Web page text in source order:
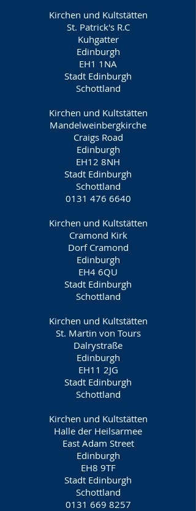
Kirchen und Kultstätten
St. Patrick's R.C
Kuhgatter
Edinburgh
EH1 1NA
Stadt Edinburgh
Schottland
Kirchen und Kultstätten
Mandelweinbergkirche
Craigs Road
Edinburgh
EH12 8NH
Stadt Edinburgh
Schottland
0131 476 6640
Kirchen und Kultstätten
Cramond Kirk
Dorf Cramond
Edinburgh
EH4 6QU
Stadt Edinburgh
Schottland
Kirchen und Kultstätten
St. Martin von Tours
Dalrystraße
Edinburgh
EH11 2JG
Stadt Edinburgh
Schottland
Kirchen und Kultstätten
Halle der Heilsarmee
East Adam Street
Edinburgh
EH8 9TF
Stadt Edinburgh
Schottland
0131 669 8257